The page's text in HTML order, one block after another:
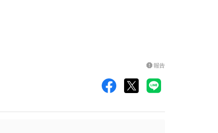
report報告